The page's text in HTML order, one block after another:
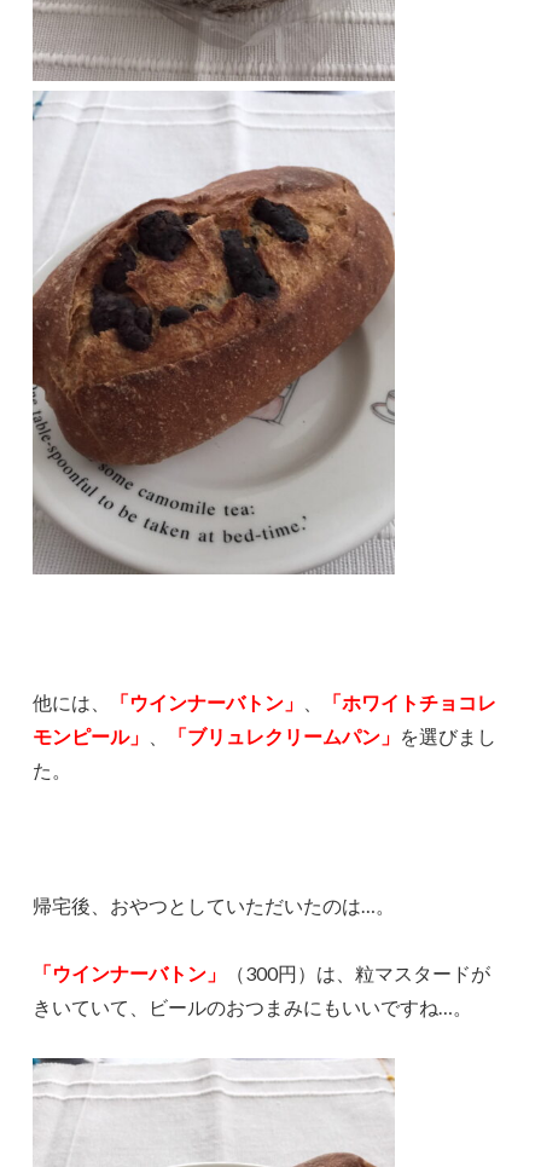
他には、 「ウインナーバトン」
「ホワイトチョコレ
モンピール」
「ブリュレクリームパン」 を選びまし
た。
帰宅後、おやつとしていただいたのは…。
「ウインナーバトン」
（300円）は、粒マスタードが
きいていて、ビールのおつまみにもいいですね…。